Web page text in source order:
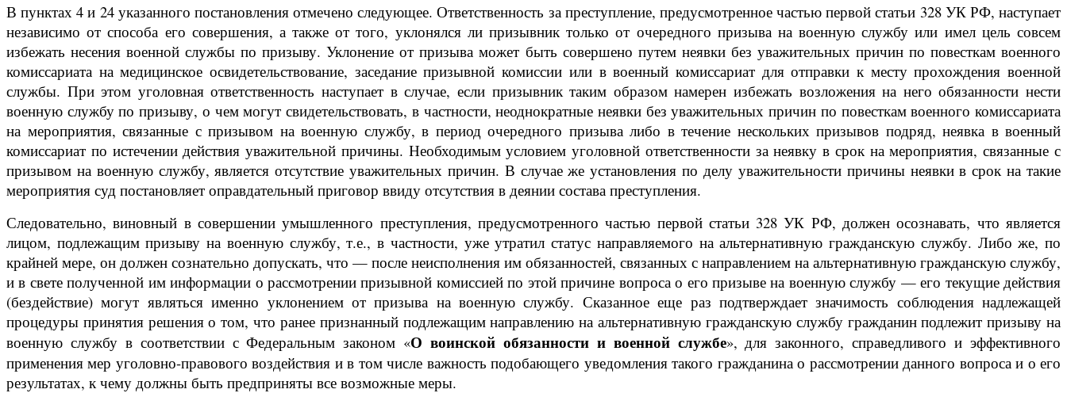
В пунктах 4 и 24 указанного постановления отмечено следующее. Ответственность за преступление, предусмотренное частью первой статьи 328 УК РФ, наступает
независимо от способа его совершения, а также от того, уклонялся ли призывник только от очередного призыва на военную службу или имел цель совсем
избежать несения военной службы по призыву. Уклонение от призыва может быть совершено путем неявки без уважительных причин по повесткам военного
комиссариата на медицинское освидетельствование, заседание призывной комиссии или в военный комиссариат для отправки к месту прохождения военной
службы. При этом уголовная ответственность наступает в случае, если призывник таким образом намерен избежать возложения на него обязанности нести
военную службу по призыву, о чем могут свидетельствовать, в частности, неоднократные неявки без уважительных причин по повесткам военного комиссариата
на мероприятия, связанные с призывом на военную службу, в период очередного призыва либо в течение нескольких призывов подряд, неявка в военный
комиссариат по истечении действия уважительной причины. Необходимым условием уголовной ответственности за неявку в срок на мероприятия, связанные с
призывом на военную службу, является отсутствие уважительных причин. В случае же установления по делу уважительности причины неявки в срок на такие
мероприятия суд постановляет оправдательный приговор ввиду отсутствия в деянии состава преступления.
Следовательно, виновный в совершении умышленного преступления, предусмотренного частью первой статьи 328 УК РФ, должен осознавать, что является
лицом, подлежащим призыву на военную службу, т.е., в частности, уже утратил статус направляемого на альтернативную гражданскую службу. Либо же, по
крайней мере, он должен сознательно допускать, что — после неисполнения им обязанностей, связанных с направлением на альтернативную гражданскую службу,
и в свете полученной им информации о рассмотрении призывной комиссией по этой причине вопроса о его призыве на военную службу — его текущие действия
(бездействие) могут являться именно уклонением от призыва на военную службу. Сказанное еще раз подтверждает значимость соблюдения надлежащей
процедуры принятия решения о том, что ранее признанный подлежащим направлению на альтернативную гражданскую службу гражданин подлежит призыву на
военную службу в соответствии с Федеральным законом «О воинской обязанности и военной службе», для законного, справедливого и эффективного
применения мер уголовно-правового воздействия и в том числе важность подобающего уведомления такого гражданина о рассмотрении данного вопроса и о его
результатах, к чему должны быть предприняты все возможные меры.